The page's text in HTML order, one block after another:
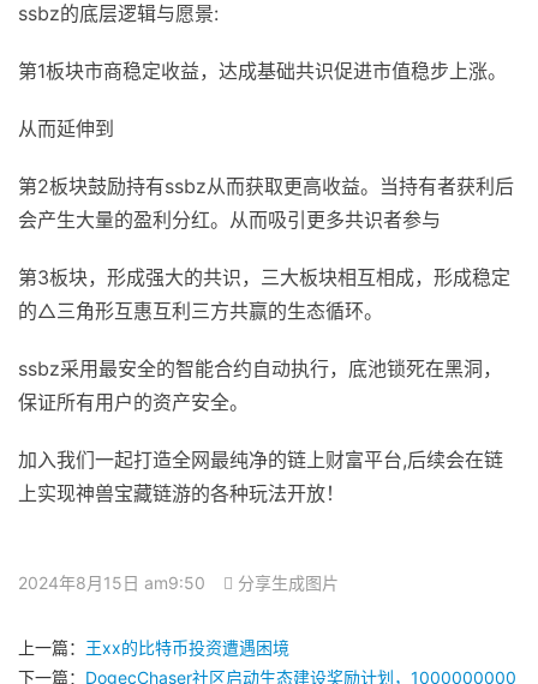
ssbz的底层逻辑与愿景:
第1板块市商稳定收益，达成基础共识促进市值稳步上涨。
从而延伸到
第2板块鼓励持有ssbz从而获取更高收益。当持有者获利后
会产生大量的盈利分红。从而吸引更多共识者参与
第3板块，形成强大的共识，三大板块相互相成，形成稳定
的△三角形互惠互利三方共赢的生态循环。
ssbz采用最安全的智能合约自动执行，底池锁死在黑洞，
保证所有用户的资产安全。
​加入我们一起打造全网最纯净的链上财富平台,后续会在链
上实现神兽宝藏链游的各种玩法开放！
2024年8月15日 am9:50 分享生成图片
上一篇： 王xx的比特币投资遭遇困境
下一篇： DogecChaser社区启动生态建设奖励计划，1000000000